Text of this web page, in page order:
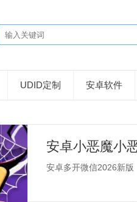
UDID定制 安卓软件
安卓小恶魔小
安卓多开微信2026新版